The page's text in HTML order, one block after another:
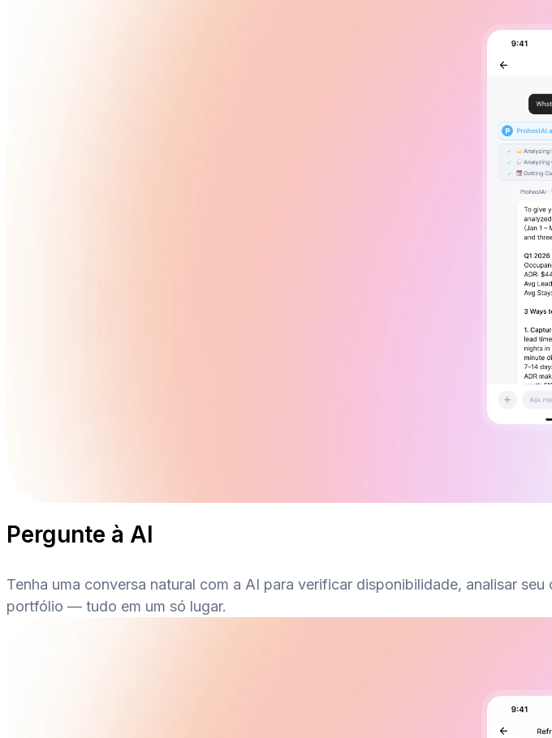
Pergunte à AI
Tenha uma conversa natural com a AI para verificar disponibilidade, analisar
portfólio — tudo em um só lugar.